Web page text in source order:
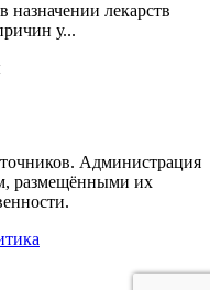
назначении лекарств
у...
Администрация
размещёнными их